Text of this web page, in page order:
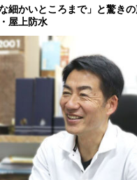
な細かいところまで」と驚き
屋上防水